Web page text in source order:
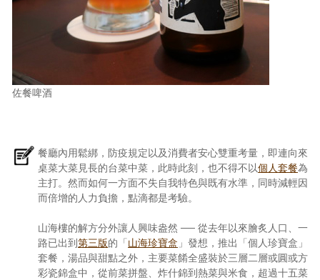
佐餐啤酒
餐廳內用鬆綁，防疫規定以及消費者安心雙重考量，即連向來
桌菜大菜見長的台菜中菜，此時此刻，也不得不以個人套餐為
主打。然而如何一方面不失自我特色與既有水準，同時減輕因
而倍增的人力負擔，點滴都是考驗。
山海樓的解方分外讓人興味盎然 ── 從去年以來膾炙人口、一
路已出到第三版的「山海珍寶盒 」發想，推出「個人珍寶盒」
套餐，湯品與甜點之外，主要菜餚全盛裝於三層二層或圓或方
彩瓷錦盒中，從前菜拼盤、炸什錦到熱菜與米食，超過十五菜